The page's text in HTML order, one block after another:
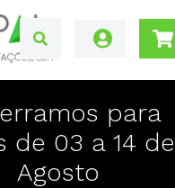
para
de 03 a 14 de
Agosto